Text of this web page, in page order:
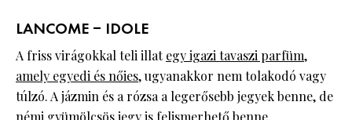
LANCOME – IDOLE
A friss virágokkal teli illategy igazi tavaszi parfüm,
amely egyedi és nőies, ugyanakkor nem tolakodó vagy
túlzó. A jázmin és a rózsa a legerősebb jegyek benne, de
némi gyümölcsös jegy is felismerhető benne.